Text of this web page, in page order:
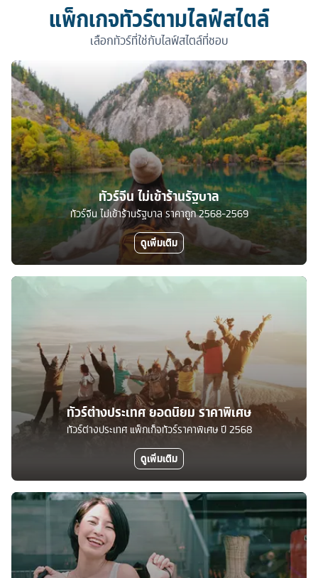
แพ็กเกจทัวร์ตามไลฟ์สไตล์
เลือกทัวร์ที่ใช่กับไลฟ์สไตล์ที่ชอบ
ทัวร์จีน ไม่เข้าร้านรัฐบาล
ทัวร์จีน ไม่เข้าร้านรัฐบาล ราคาถูก 2568-2569
ดูเพิ่มเติม
ทัวร์ต่างประเทศ ยอดนิยม ราคาพิเศษ
ทัวร์ต่างประเทศ แพ็กเก็จทัวร์ราคาพิเศษ ปี 2568
ดูเพิ่มเติม